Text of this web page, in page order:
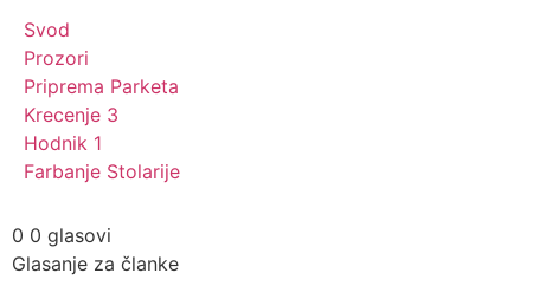
Svod
Prozori
Priprema Parketa
Krecenje 3
Hodnik 1
Farbanje Stolarije
0 0 glasovi
Glasanje za članke